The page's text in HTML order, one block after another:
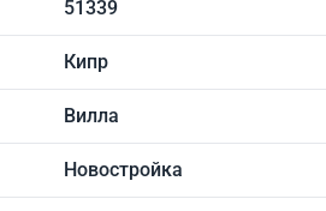
51339
Кипр
Вилла
Новостройка